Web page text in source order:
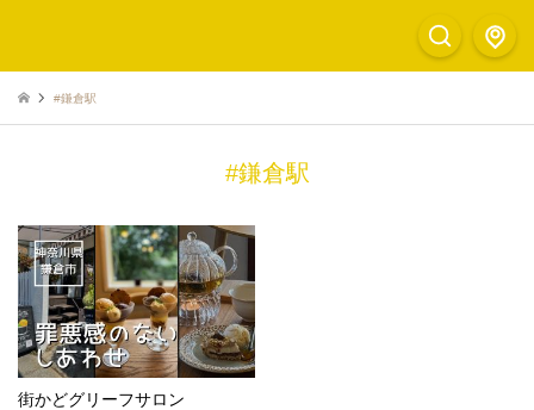
#鎌倉駅
#鎌倉駅
街かどグリーフサロン